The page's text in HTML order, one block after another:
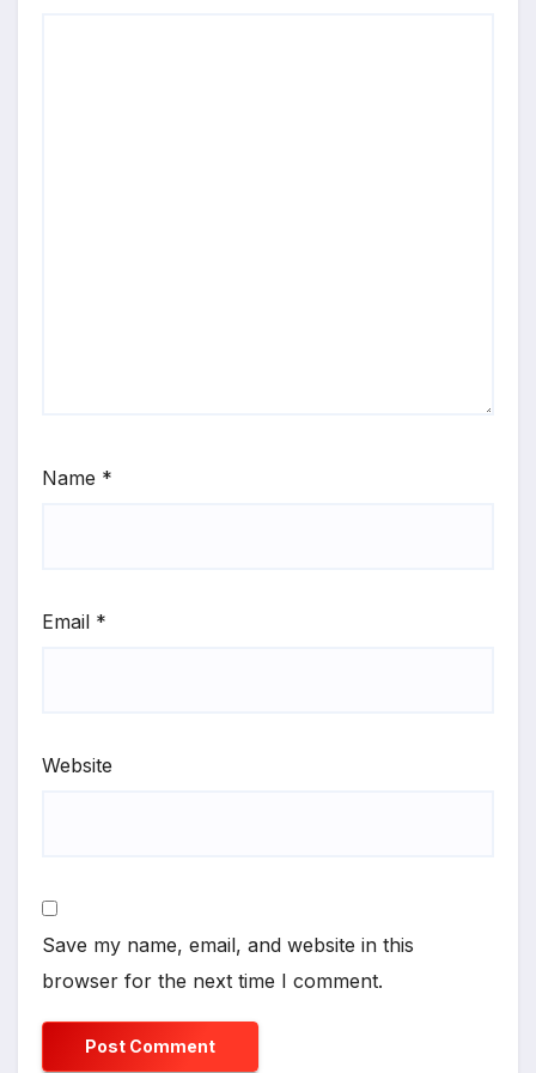
Name *
Email *
Website
Save my name, email, and website in this
browser for the next time I comment.